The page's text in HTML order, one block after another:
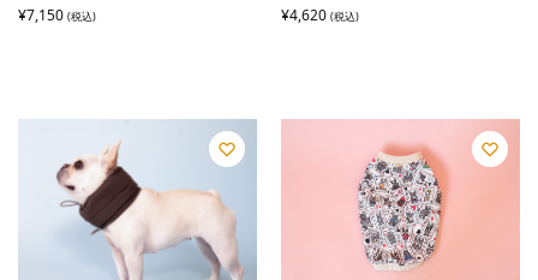
¥7,150 (税込) ¥4,620 (税込)